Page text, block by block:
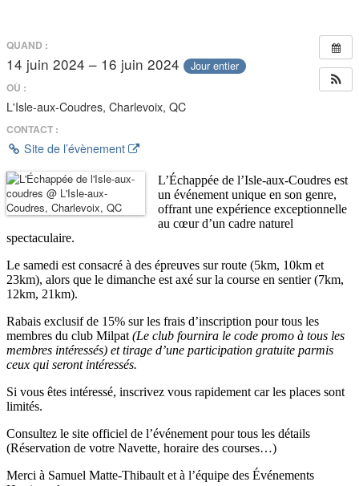
QUAND :
14 juin 2024 – 16 juin 2024 Jour entier
OÙ :
L'Isle-aux-Coudres, Charlevoix, QC
CONTACT :
Site de l’évènement
L’Échappée de l’Isle-aux-Coudres est
un événement unique en son genre,
offrant une expérience exceptionnelle
au cœur d’un cadre naturel
spectaculaire.
Le samedi est consacré à des épreuves sur route (5km, 10km et
23km), alors que le dimanche est axé sur la course en sentier (7km,
12km, 21km).
Rabais exclusif de 15% sur les frais d’inscription pour tous les
membres du club Milpat (Le club fournira le code promo à tous les
membres intéressés) et tirage d’une participation gratuite parmis
ceux qui seront intéressés.
Si vous êtes intéressé, inscrivez vous rapidement car les places sont
limités.
Consultez le site officiel de l’événement pour tous les détails
(Réservation de votre Navette, horaire des courses…)
Merci à Samuel Matte-Thibault et à l’équipe des Événements